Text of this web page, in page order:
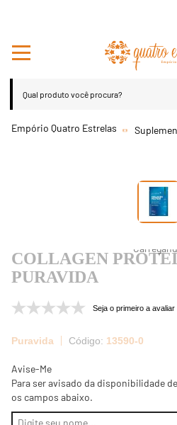
COLLAGEN
PURAVIDA
Seja o primeiro a avaliar
Puravida 13590-0
Avise-Me
Para ser avisado da disponibilidade
os campos abaixo.